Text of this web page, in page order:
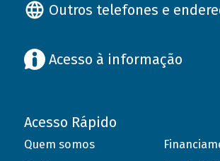
Outros telefones e
Acesso à informação
Acesso Rápido
Quem somos